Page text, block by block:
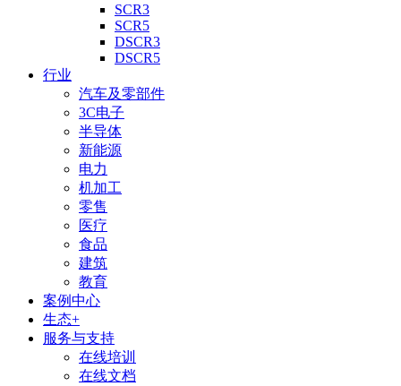
SCR3
SCR5
DSCR3
DSCR5
行业
汽车及零部件
3C电子
半导体
新能源
电力
机加工
零售
医疗
食品
建筑
教育
案例中心
生态+
服务与支持
在线培训
在线文档